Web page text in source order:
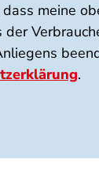
meine
.